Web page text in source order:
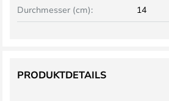
Durchmesser (cm): 14
PRODUKTDETAILS